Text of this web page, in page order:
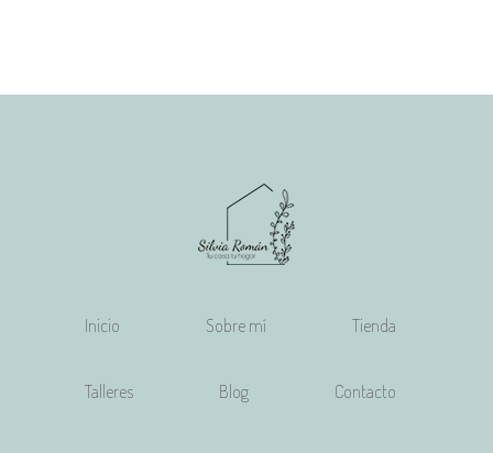
Inicio Sobre mí Tienda
Talleres Blog Contacto